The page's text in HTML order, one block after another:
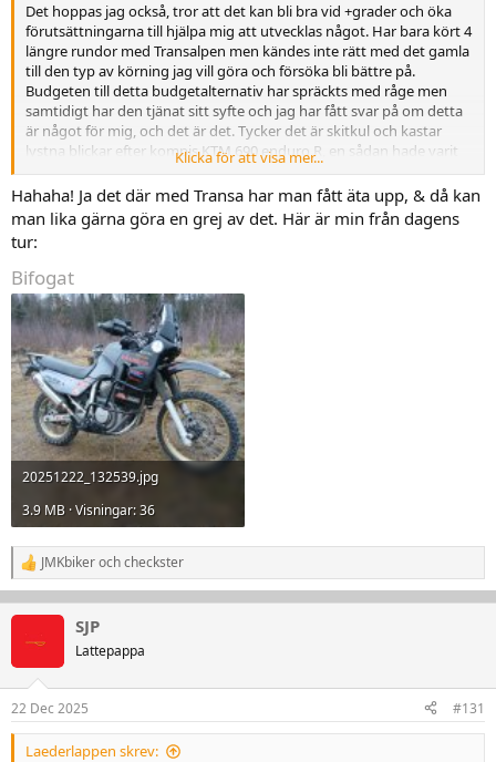
Det hoppas jag också, tror att det kan bli bra vid +grader och öka
förutsättningarna till hjälpa mig att utvecklas något. Har bara kört 4
längre rundor med Transalpen men kändes inte rätt med det gamla
till den typ av körning jag vill göra och försöka bli bättre på.
Budgeten till detta budgetalternativ har spräckts med råge men
samtidigt har den tjänat sitt syfte och jag har fått svar på om detta
är något för mig, och det är det. Tycker det är skitkul och kastar
lystna blickar efter kompis KTM 690 enduro R, en sådan hade varit
mumma, frågan är bara vilket organ jag ska offra..
Det mest förnuftiga vore nu att att stoppa med att lägga pengar på
transalpen, bara köra och spara till något mer renodlat för
uppgiften.
Finns ytterligare en anledning till att jag skulle vilja byta, har blivit
mycket prat om grus och min transalp från min sida i
vänskapskretsen och är inte så bekväm med mitt nya smeknamn:
Transa-Magnus..
Hoppas att jag inte får äta upp det här (peppar, peppar) men
imponerad över hur fint den startar och går maskinellt i ur och skur
och minusgrader.
Viss skillnad
View attachment 524052
Lite så här känns det ekonomiskt
View attachment 524053
Klicka för att visa mer...
Hahaha! Ja det där med Transa har man fått äta upp, & då kan
man lika gärna göra en grej av det. Här är min från dagens
tur:
Bifogat
20251222_132539.jpg
3.9 MB · Visningar: 36
R
e
a
n
e
r
JMKbikerochcheckster
SJP
Lattepappa
22 Dec 2025 #131
Laederlappen skrev: